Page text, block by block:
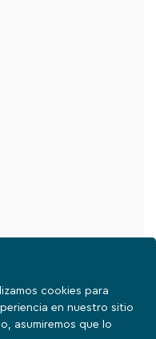
cookies para
en nuestro sitio
asumiremos que lo